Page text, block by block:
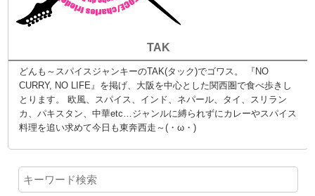
TAK
どんも～スパイスジャンキーのTAK(タック)でゴワス。 『NO
CURRY, NO LIFE』を掲げ、大阪を中心とした関西圏で食べ歩きし
とります。 欧風、スパイス、インド、ネパール、タイ、スリラン
カ、パキスタン、中華etc…ジャンルに縛られずにカレーやスパイス
料理を追い求めて今日も東奔西走～(・ω・)